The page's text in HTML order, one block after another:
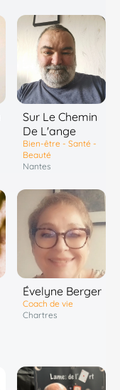
Sur Le Chemin
De L'ange
Bien-être - Santé -
Beauté
Nantes
Évelyne Berger
Coach de vie
Chartres